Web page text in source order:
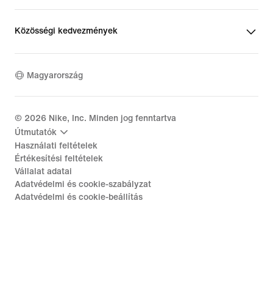
Közösségi kedvezmények
Magyarország
© 2026 Nike, Inc. Minden jog fenntartva
Útmutatók
Használati feltételek
Értékesítési feltételek
Vállalat adatai
Adatvédelmi és cookie-szabályzat
Adatvédelmi és cookie-beállítás